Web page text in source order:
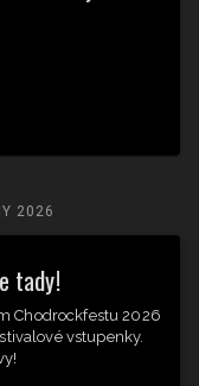
2026
tady!
Chodrockfestu 2026
vstupenky.